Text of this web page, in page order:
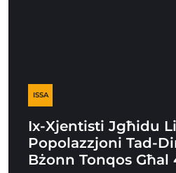
ISSA
Ix-Xjentisti Jgħidu
Popolazzjoni Tad-
Bżonn Tonqos